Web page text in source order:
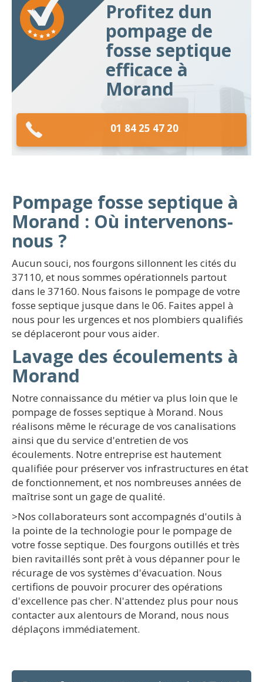
Profitez dun
pompage de
fosse septique
efficace à
Morand
01 84 25 47 20
Pompage fosse septique à
Morand : Où intervenons-
nous ?
Aucun souci, nos fourgons sillonnent les cités du
37110, et nous sommes opérationnels partout
dans le 37160. Nous faisons le pompage de votre
fosse septique jusque dans le 06. Faites appel à
nous pour les urgences et nos plombiers qualifiés
se déplaceront pour vous aider.
Lavage des écoulements à
Morand
Notre connaissance du métier va plus loin que le
pompage de fosses septique à Morand. Nous
réalisons même le récurage de vos canalisations
ainsi que du service d'entretien de vos
écoulements. Notre entreprise est hautement
qualifiée pour préserver vos infrastructures en état
de fonctionnement, et nos nombreuses années de
maîtrise sont un gage de qualité.
>Nos collaborateurs sont accompagnés d'outils à
la pointe de la technologie pour le pompage de
votre fosse septique. Des fourgons outillés et très
bien ravitaillés sont prêt à vous dépanner pour le
récurage de vos systèmes d'évacuation. Nous
certifions de pouvoir procurer des opérations
d'excellence pas cher. N'attendez plus pour nous
contacter aux alentours de Morand, nous nous
déplaçons immédiatement.